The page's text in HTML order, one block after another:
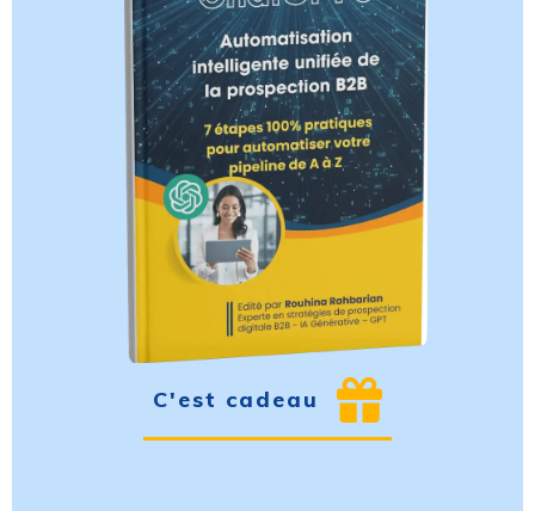
C'est cadeau